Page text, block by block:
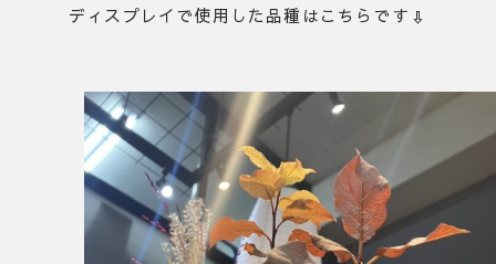
ディスプレイで使用した品種はこちらです⇩